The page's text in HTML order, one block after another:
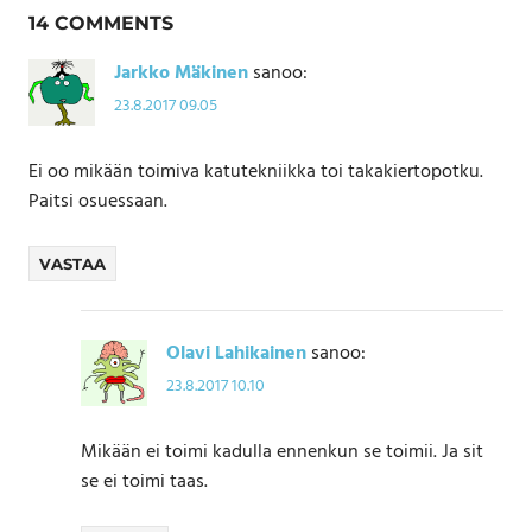
14 COMMENTS
Jarkko Mäkinensanoo:
23.8.2017 09.05
Ei oo mikään toimiva katutekniikka toi takakiertopotku.
Paitsi osuessaan.
VASTAA
Olavi Lahikainensanoo:
23.8.2017 10.10
Mikään ei toimi kadulla ennenkun se toimii. Ja sit
se ei toimi taas.